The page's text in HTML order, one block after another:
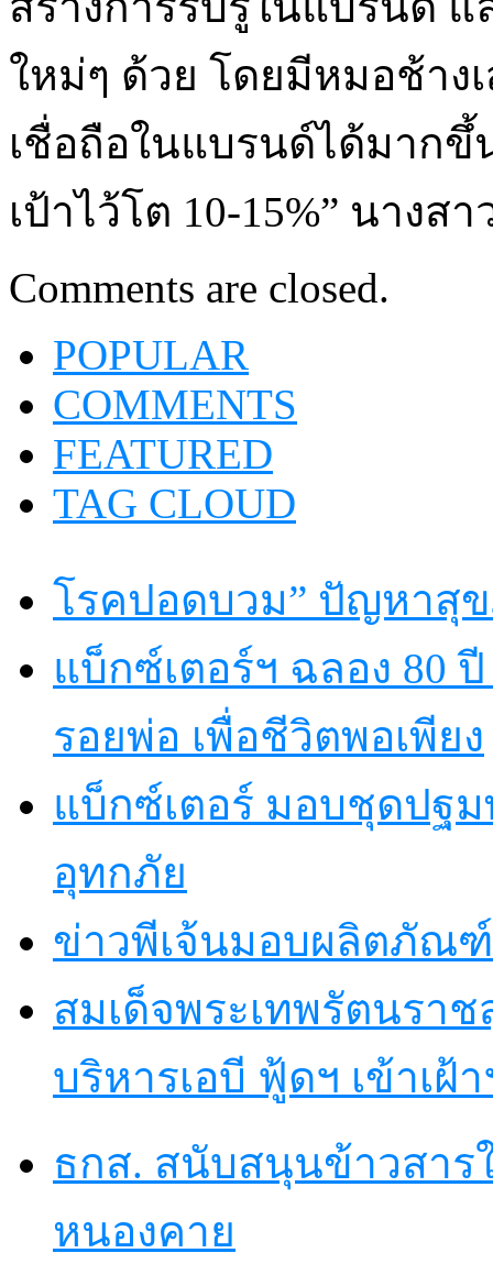
ใหม่ๆ ด้วย โดยมีหมอช้าง
เชื่อถือในแบรนด์ได้มาก
เป้าไว้โต 10-15%” นาง
Comments are closed.
POPULAR
COMMENTS
FEATURED
TAG CLOUD
โรคปอดบวม” ปัญหาสุ
แบ็กซ์เตอร์ฯ ฉลอง 80
รอยพ่อ เพื่อชีวิตพอเพียง
แบ็กซ์เตอร์ มอบชุดปฐ
อุทกภัย
ข่าวพีเจ้นมอบผลิตภัณ
สมเด็จพระเทพรัตนรา
บริหารเอบี ฟู้ดฯ เข้าเฝ้
ธกส. สนับสนุนข้าวสาร
หนองคาย